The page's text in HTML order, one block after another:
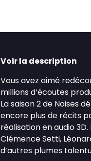
Voir la description
Vous avez aimé
millions d’écoutes
La saison 2 de Noises
encore plus de récits
réalisation en audio
Clémence Setti,
d’autres plumes